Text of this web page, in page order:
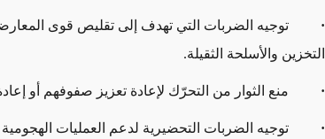
· توجيه الضربات التي تهدف إلى تقليص قوى المعارضة،
التخزين والأسلحة الثقيلة.
· منع الثوار من التحرّك لإعادة تعزيز صفوفهم أو
· توجيه الضربات التحضيرية لدعم العمليات الهجومية